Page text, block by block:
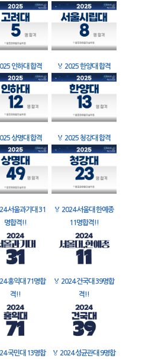
인하대 합격 🏅 2025 한양대 합격
상명대 합격 🏅 2025 청강대 합격
서울과기대 31
명합격!!
🏅 2024 서울대 한예종
11명합격!!
홍익대 71명합
격!!
🏅 2024 건국대 39명합
격!!
국민대 13명합
🏅 2024 성균관대 9명합